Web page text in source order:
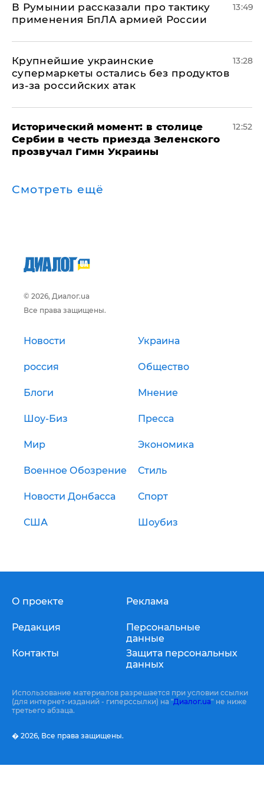
В Румынии рассказали про тактику
применения БпЛА армией России
13:49
Крупнейшие украинские
супермаркеты остались без продуктов
из-за российских атак
13:28
Исторический момент: в столице
Сербии в честь приезда Зеленского
прозвучал Гимн Украины
12:52
Смотреть ещё
© 2026, Диалог.ua
Все права защищены.
Новости Украина
россия Общество
Блоги Мнение
Шоу-Биз Пресса
Мир Экономика
Военное Обозрение Стиль
Новости Донбасса Спорт
США Шоубиз
О проекте
Редакция
Контакты
Реклама
Персональные
данные
Защита персональных
данных
Использование материалов разрешается при условии ссылки
(для интернет-изданий - гиперссылки) на "Диалог.ua" не ниже
третьего абзаца.
� 2026, Все права защищены.